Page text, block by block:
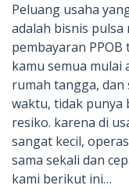
Peluang usaha
adalah bisnis
pembayaran
kamu semua mulai
rumah tangga, dan
waktu, tidak punya
resiko. karena di
sangat kecil,
sama sekali dan
kami berikut ini…